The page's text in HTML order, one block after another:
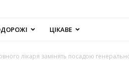
ЦІКАВЕ
лікаря замінять посадою